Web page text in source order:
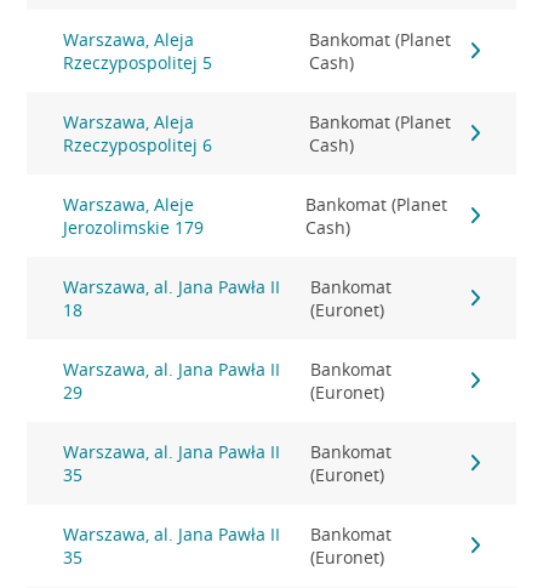
Warszawa, Aleja
Rzeczypospolitej 5
Bankomat (Planet
Cash)
Warszawa, Aleja
Rzeczypospolitej 6
Bankomat (Planet
Cash)
Warszawa, Aleje
Jerozolimskie 179
Bankomat (Planet
Cash)
Warszawa, al. Jana Pawła II
18
Bankomat
(Euronet)
Warszawa, al. Jana Pawła II
29
Bankomat
(Euronet)
Warszawa, al. Jana Pawła II
35
Bankomat
(Euronet)
Warszawa, al. Jana Pawła II
35
Bankomat
(Euronet)